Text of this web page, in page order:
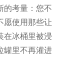
的考量：您不
愿使用那些让
在冰桶里被浸
里不再灌进